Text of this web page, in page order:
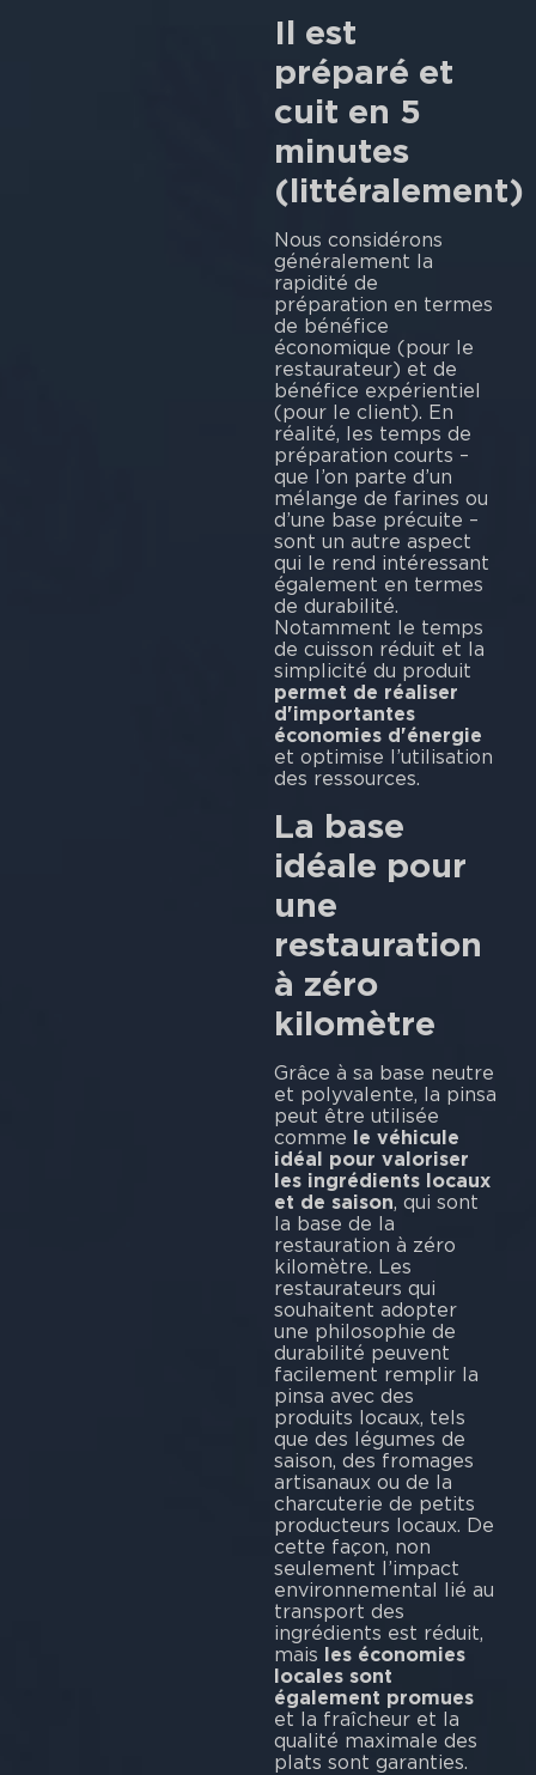
Il est
préparé et
cuit en 5
minutes
(littéralement)
Nous considérons
généralement la
rapidité de
préparation en termes
de bénéfice
économique (pour le
restaurateur) et de
bénéfice expérientiel
(pour le client). En
réalité, les temps de
préparation courts –
que l’on parte d’un
mélange de farines ou
d’une base précuite –
sont un autre aspect
qui le rend intéressant
également en termes
de durabilité.
Notamment le temps
de cuisson réduit et la
simplicité du produit
permet de réaliser
d'importantes
économies d'énergie
et optimise l’utilisation
des ressources.
La base
idéale pour
une
restauration
à zéro
kilomètre
Grâce à sa base neutre
et polyvalente, la pinsa
peut être utilisée
comme le véhicule
idéal pour valoriser
les ingrédients locaux
et de saison, qui sont
la base de la
restauration à zéro
kilomètre. Les
restaurateurs qui
souhaitent adopter
une philosophie de
durabilité peuvent
facilement remplir la
pinsa avec des
produits locaux, tels
que des légumes de
saison, des fromages
artisanaux ou de la
charcuterie de petits
producteurs locaux. De
cette façon, non
seulement l’impact
environnemental lié au
transport des
ingrédients est réduit,
mais les économies
locales sont
également promues
et la fraîcheur et la
qualité maximale des
plats sont garanties.